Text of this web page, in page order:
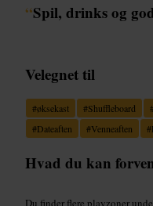
“Spil, drinks og
Velegnet til
#øksekast #Shuffleboard
#Dateaften #Venneaften #
Hvad du kan
Du finder flere playzoner